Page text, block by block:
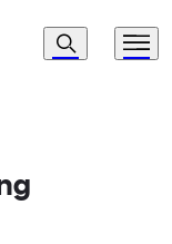
Navigasjon
Søk Meny